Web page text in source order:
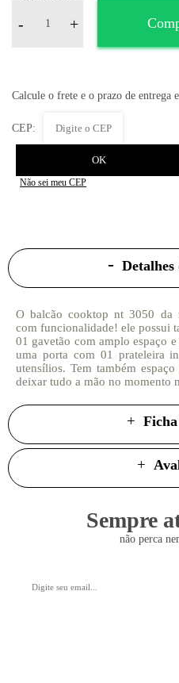
- +
Não sei meu CEP
O balcão cooktop nt 3050 da
com funcionalidade! ele possui
01 gavetão com amplo espaço
uma porta com 01 prateleira
utensílios. Tem também
deixar tudo a mão no momento
Sempre
não perca